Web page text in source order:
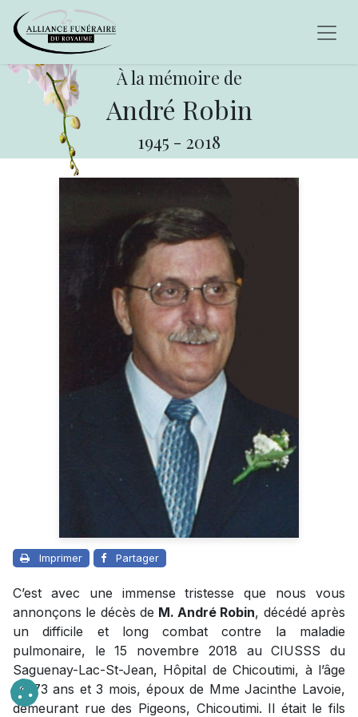
À la mémoire de
André Robin
1945 - 2018
Imprimer Partager
C’est avec une immense tristesse que nous vous
annonçons le décès de M. André Robin, décédé après
un difficile et long combat contre la maladie
pulmonaire, le 15 novembre 2018 au CIUSSS du
Saguenay-Lac-St-Jean, Hôpital de Chicoutimi, à l’âge
de 73 ans et 3 mois, époux de Mme Jacinthe Lavoie,
demeurant rue des Pigeons, Chicoutimi. Il était le fils